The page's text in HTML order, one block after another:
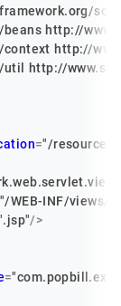
http://
http://
util http://
="/
"/WEB-INF/views/"
/>
=